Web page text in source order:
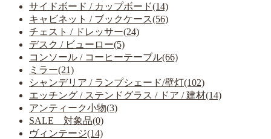
サイドボード / カップボード(14)
キャビネット / ブックケース(56)
チェスト / ドレッサー(24)
デスク / ビューロー(5)
コンソール / コーヒーテーブル(66)
ミラー(21)
シャンデリア / ランプシェード/壁灯(102)
エッチング / ステンドグラス / ドア / 建材(14)
アンティーク小物(3)
SALE 対象品(0)
ヴィンテージ(14)